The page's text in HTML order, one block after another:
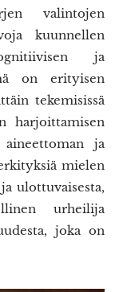
valintojen
kuunnellen
ja
on erityisen
tekemisissä
harjoittamisen
ja
mielen
ulottuvaisesta,
urheilija
joka on